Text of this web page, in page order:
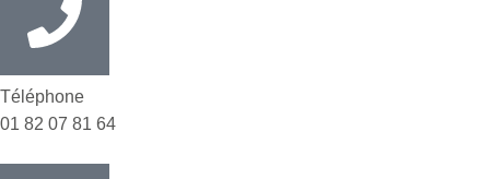
Téléphone
01 82 07 81 64